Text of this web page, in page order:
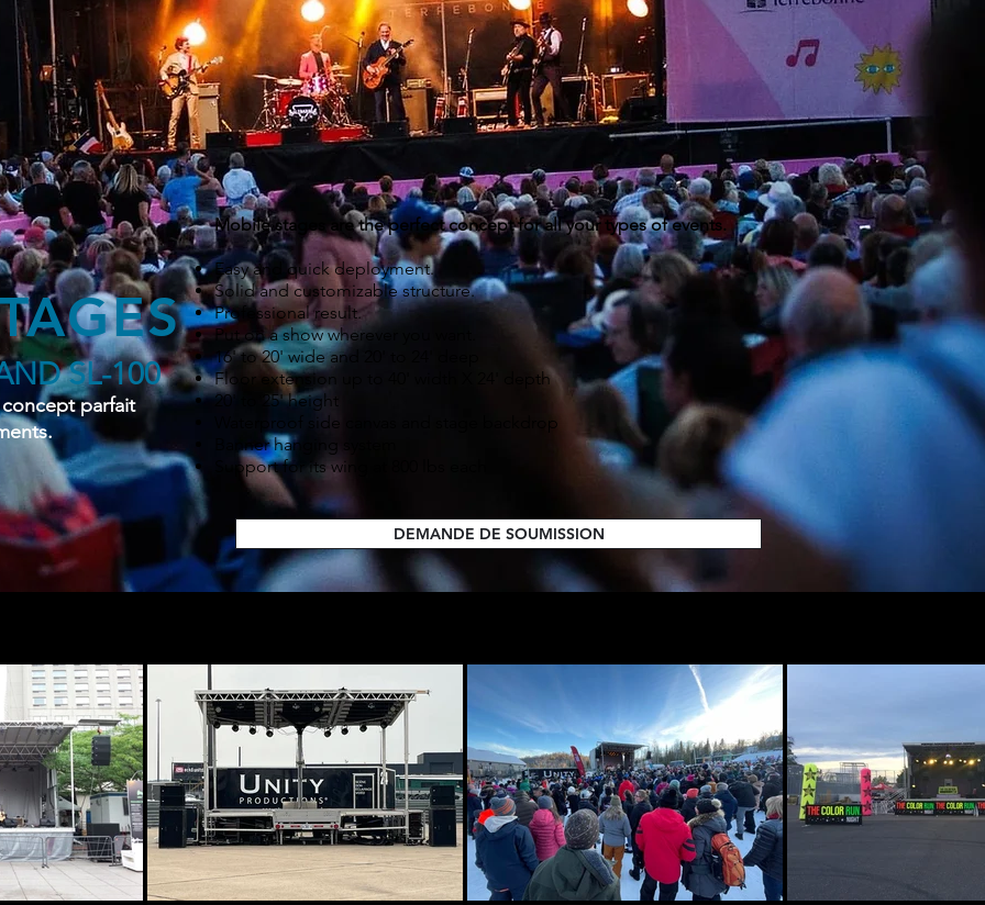
Mobile stages are the perfect concept for all your types of events.
Easy and quick deployment.
Solid and customizable structure.
Professional result.
Put on a show wherever you want.
16' to 20' wide and 20' to 24' deep
Floor extension up to 40' width X 24' depth
20' to 25' height
Waterproof side canvas and stage backdrop
Banner hanging system
Support for its wing at 800 lbs each
SL-100
parfait
DEMANDE DE SOUMISSION